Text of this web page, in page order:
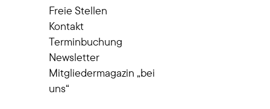
Freie Stellen
Kontakt
Terminbuchung
Newsletter
Mitgliedermagazin „bei
uns“
Gut zu wissen